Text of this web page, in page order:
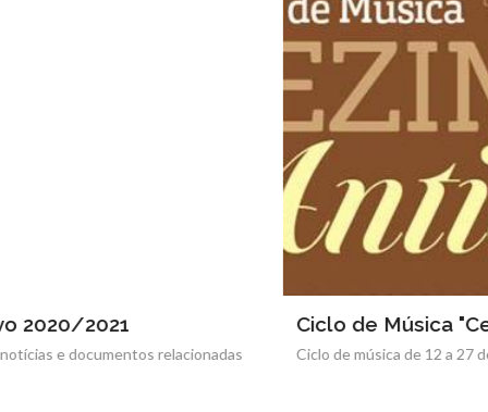
Ciclo de Música "Cezimbra Antiqua"
Ciclo de música de 12 a 27 de Outubro